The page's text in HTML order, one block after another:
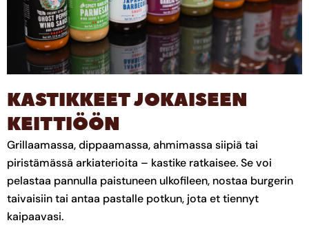
KASTIKKEET JOKAISEEN
KEITTIÖÖN
Grillaamassa, dippaamassa, ahmimassa siipiä tai
piristämässä arkiaterioita – kastike ratkaisee. Se voi
pelastaa pannulla paistuneen ulkofileen, nostaa burgerin
taivaisiin tai antaa pastalle potkun, jota et tiennyt
kaipaavasi.